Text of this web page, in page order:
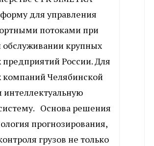
для управления
потоками при
обслуживании крупных
России. Для
Челябинской
интеллектуальную
Основа решения
прогнозирования,
грузов не только